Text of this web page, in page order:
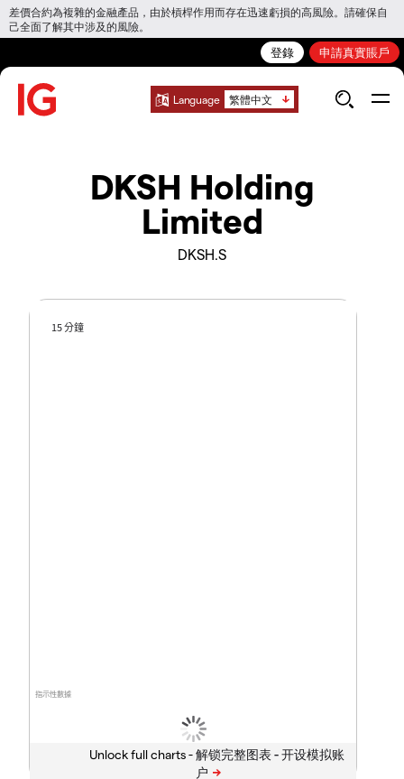
差價合約為複雜的金融產品，由於槓桿作用而存在迅速虧損的高風險。請確保自
己全面了解其中涉及的風險。
登錄 申請真實賬戶
Language 繁體中文
DKSH Holding
Limited
DKSH.S
指示性數據
15 分鐘
Unlock full charts -